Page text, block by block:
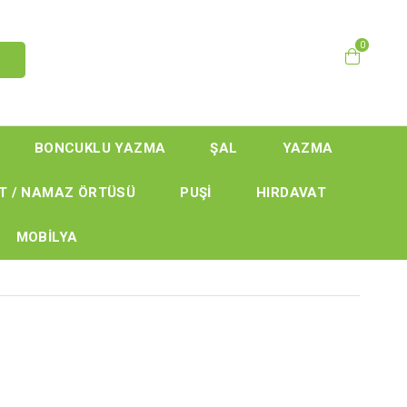
0
BONCUKLU YAZMA ŞAL YAZMA
/ NAMAZ ÖRTÜSÜ PUŞİ HIRDAVAT
MOBİLYA